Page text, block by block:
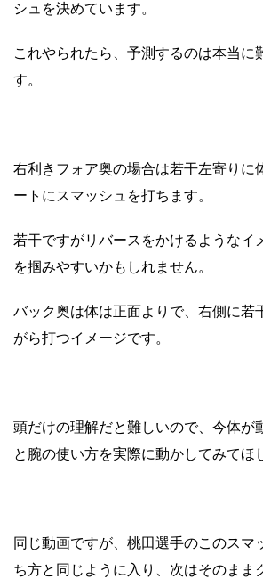
シュを決めています。
これやられたら、予測するのは本当に
す。
右利きフォア奥の場合は若干左寄りに
ートにスマッシュを打ちます。
若干ですがリバースをかけるようなイ
を掴みやすいかもしれません。
バック奥は体は正面よりで、右側に若
がら打つイメージです。
頭だけの理解だと難しいので、今体が
と腕の使い方を実際に動かしてみてほ
同じ動画ですが、桃田選手のこのスマ
ち方と同じように入り、次はそのまま